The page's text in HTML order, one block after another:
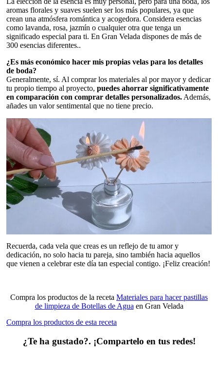
aromas florales y suaves suelen ser los más populares, ya que
crean una atmósfera romántica y acogedora. Considera esencias
como lavanda, rosa, jazmín o cualquier otra que tenga un
significado especial para ti. En Gran Velada dispones de más de
300 esencias diferentes..
¿Es más económico hacer mis propias velas para los detalles
de boda?
Generalmente, sí. Al comprar los materiales al por mayor y dedicar
tu propio tiempo al proyecto, puedes ahorrar significativamente
en comparación con comprar detalles personalizados.Además,
añades un valor sentimental que no tiene precio.
Recuerda, cada vela que creas es un reflejo de tu amor y
dedicación, no solo hacia tu pareja, sino también hacia aquellos
que vienen a celebrar este día tan especial contigo. ¡Feliz creación!
Compra los productos de la receta Materiales para hacer pastillas
de limpieza de Botellas de Aguaen Gran Velada
Compra los productos de esta receta
¿Te ha gustado?. ¡Compartelo en tus redes!